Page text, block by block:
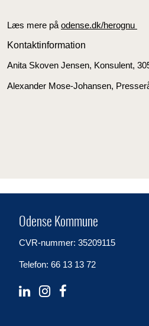
Læs mere på odense.dk/herognu
Kontaktinformation
Anita Skoven Jensen, Konsulent,
Alexander Mose-Johansen,
Odense Kommune
CVR-nummer: 35209115
Telefon: 66 13 13 72